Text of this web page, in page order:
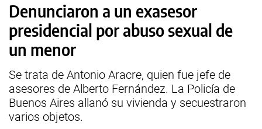
Denunciaron a un exasesor
presidencial por abuso sexual de
un menor
Se trata de Antonio Aracre, quien fue jefe de
asesores de Alberto Fernández. La Policía de
Buenos Aires allanó su vivienda y secuestraron
varios objetos.